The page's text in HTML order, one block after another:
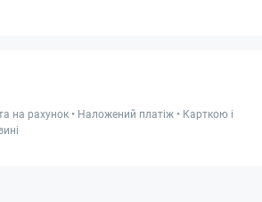
на рахунок • Наложений платіж • Карткою і